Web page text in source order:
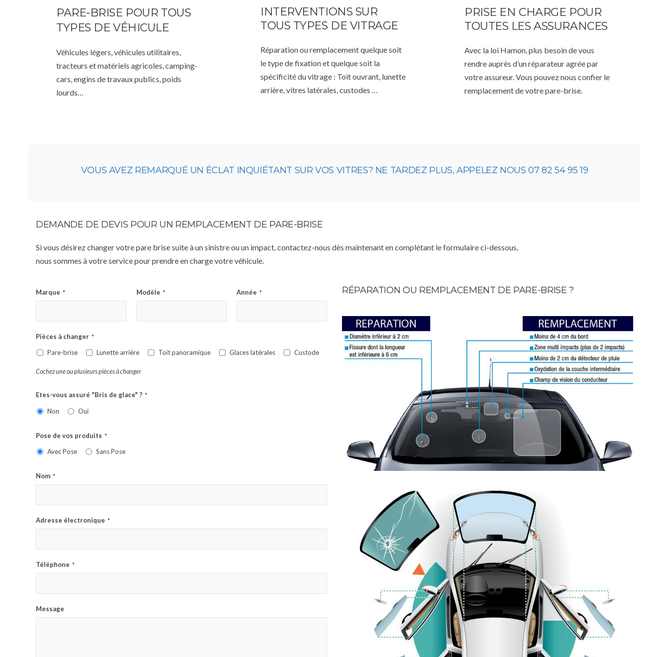
PARE-BRISE POUR TOUS
TYPES DE VÉHICULE
Véhicules légers, véhicules utilitaires,
tracteurs et matériels agricoles, camping-
cars, engins de travaux publics, poids
lourds…
INTERVENTIONS SUR
TOUS TYPES DE VITRAGE
Réparation ou remplacement quelque soit
le type de fixation et quelque soit la
spécificité du vitrage : Toit ouvrant, lunette
arrière, vitres latérales, custodes …
PRISE EN CHARGE POUR
TOUTES LES ASSURANCES
Avec la loi Hamon, plus besoin de vous
rendre auprès d’un réparateur agrée par
votre assureur. Vous pouvez nous confier le
remplacement de votre pare-brise.
VOUS AVEZ REMARQUÉ UN ÉCLAT INQUIÉTANT SUR VOS VITRES? NE TARDEZ PLUS, APPELEZ NOUS 07 82 54 95 19
DEMANDE DE DEVIS POUR UN REMPLACEMENT DE PARE-BRISE
Si vous désirez changer votre pare brise suite à un sinistre ou un impact, contactez-nous dès maintenant en complétant le formulaire ci-dessous,
nous sommes à votre service pour prendre en charge votre véhicule.
Marque * Modèle * Année *
Pièces à changer *
Pare-brise Lunette arrière Toit panoramique Glaces latérales Custode
Cochez une ou plusieurs pièces à changer
Etes-vous assuré "Bris de glace" ? *
Non Oui
Pose de vos produits *
Avec Pose Sans Pose
Nom *
Adresse électronique *
Téléphone *
Message
RÉPARATION OU REMPLACEMENT DE PARE-BRISE ?